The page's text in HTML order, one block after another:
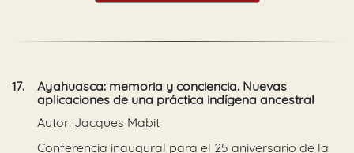
17.
Ayahuasca: memoria y conciencia. Nuevas
aplicaciones de una práctica indígena ancestral
Autor: Jacques Mabit
Conferencia inaugural para el 25 aniversario de la